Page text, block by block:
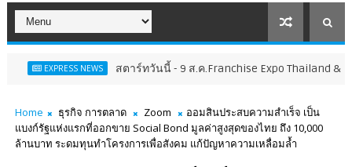
NEWS สตาร์ทวันนี้ - 9 ส.ค.Franchise Expo Thailand & TESE 2026
Home ธุรกิจ การตลาด Zoom
ออมสินประสบความสำเร็จ เป็น
แบงก์รัฐแห่งแรกที่ออกขาย Social Bond มูลค่าสูงสุดของไทย ถึง 10,000
ล้านบาท ระดมทุนทำโครงการเพื่อสังคม แก้ปัญหาความเหลื่อมล้ำ